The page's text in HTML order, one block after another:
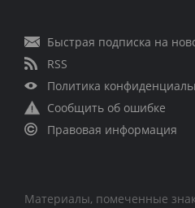
Быстрая подписка на
RSS
Политика
Сообщить об ошибке
Правовая информация
Материалы, помеченные